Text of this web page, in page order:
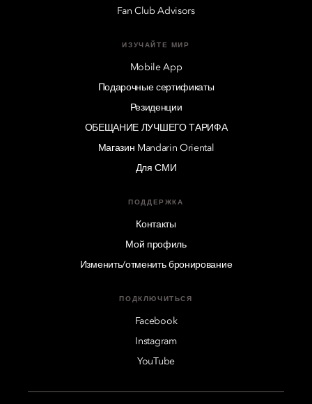
Fan Club Advisors
ИЗУЧАЙТЕ МИР
Mobile App
Подарочные сертификаты
Резиденции
ОБЕЩАНИЕ ЛУЧШЕГО ТАРИФА
Магазин Mandarin Oriental
Для СМИ
ПОДДЕРЖКА
Контакты
Мой профиль
Изменить/отменить бронирование
ПОДКЛЮЧИТЬСЯ
Facebook
Instagram
YouTube